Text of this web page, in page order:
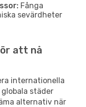
Fånga
sevärdheter
att nå
internationella
städer
alternativ när